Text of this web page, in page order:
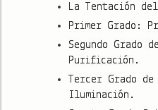
La Tentación
Primer Grado:
Segundo Grado
Purificación.
Tercer Grado
Iluminación.